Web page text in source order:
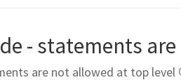
에는..
are not allowed at top level 아